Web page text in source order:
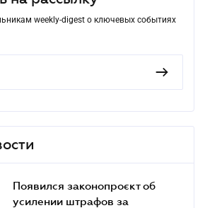
weekly-digest о ключевых событиях
Появился законопроєкт об
усилении штрафов за